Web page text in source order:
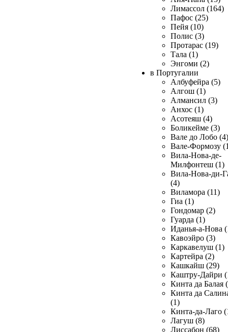
Лимассол (164)
Пафос (25)
Пейя (10)
Полис (3)
Протарас (19)
Тала (1)
Энгоми (2)
в Португалии
Албуфейра (5)
Алгош (1)
Алмансил (3)
Анхос (1)
Асотеяш (4)
Боликейме (3)
Вале до Лобо (4)
Вале-Формозу
Вила-Нова-де-
Милфонтеш (1)
Вила-Нова-ди-
(4)
Виламора (11)
Гиа (1)
Гондомар (2)
Гуарда (1)
Иданья-а-Нова
Кавоэйро (3)
Каркавелуш (1)
Картейра (2)
Кашкайш (29)
Каштру-Дайри
Кинта да Балая
Кинта да
(1)
Кинта-да-Лаго
Лагуш (8)
Лиссабон (68)